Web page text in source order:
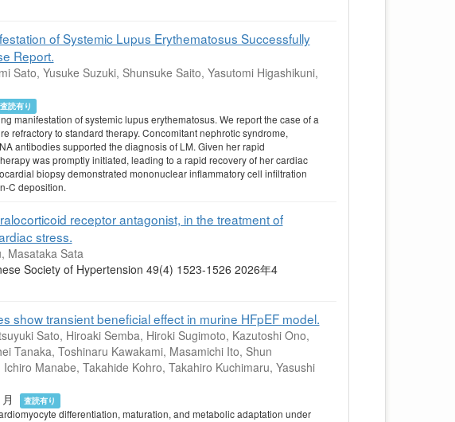
of Systemic Lupus Erythematosus Successfully
Report.
Sato, Yusuke Suzuki, Shunsuke Saito, Yasutomi Higashikuni,
査読有り
manifestation of systemic lupus erythematosus. We report the case of a
refractory to standard therapy. Concomitant nephrotic syndrome,
antibodies supported the diagnosis of LM. Given her rapid
was promptly initiated, leading to a rapid recovery of her cardiac
biopsy demonstrated mononuclear inflammatory cell infiltration
C deposition.
receptor antagonist, in the treatment of
stress.
Masataka Sata
Society of Hypertension 49(4) 1523-1526 2026年4
show transient beneficial effect in murine HFpEF model.
Sato, Hiroaki Semba, Hiroki Sugimoto, Kazutoshi Ono,
Tanaka, Toshinaru Kawakami, Masamichi Ito, Shun
Manabe, Takahide Kohro, Takahiro Kuchimaru, Yasushi
査読有り
differentiation, maturation, and metabolic adaptation under